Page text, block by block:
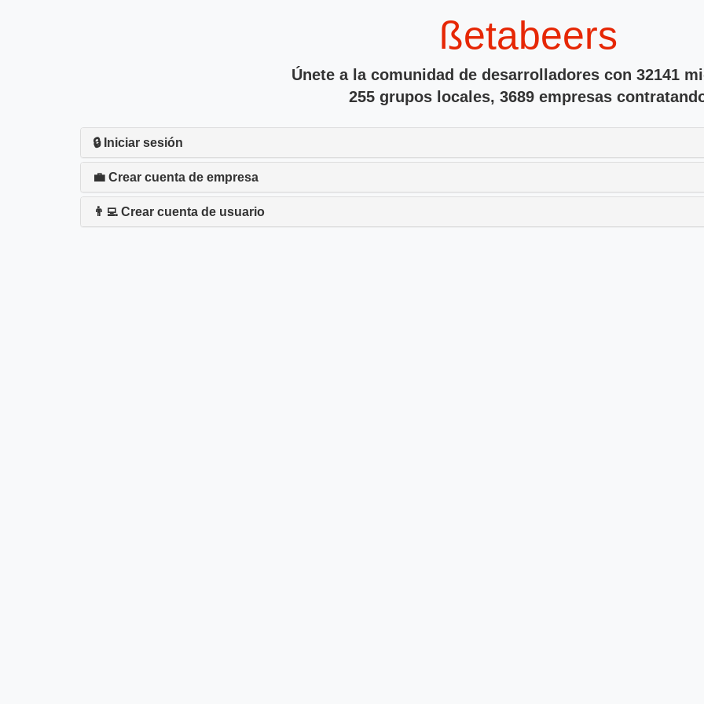
ßetabeers
Únete a la comunidad de desarrolladores con 32141
255 grupos locales, 3689 empresas
🔒 Iniciar sesión
💼 Crear cuenta de empresa
👨‍💻 Crear cuenta de usuario